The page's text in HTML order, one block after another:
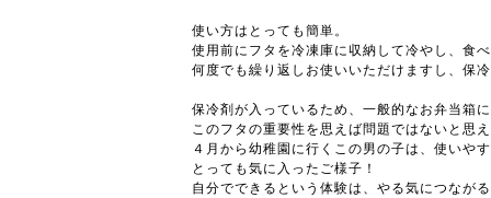
使い方はとっても簡単。
使用前にフタを冷凍庫に収納して冷やし、食
何度でも繰り返しお使いいただけますし、保
保冷剤が入っているため、一般的なお弁当箱
このフタの重要性を思えば問題ではないと思
４月から幼稚園に行くこの男の子は、使いや
とっても気に入ったご様子！
自分でできるという体験は、やる気につなが